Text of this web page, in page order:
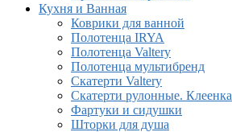
Кухня и Ванная
Коврики для ванной
Полотенца IRYA
Полотенца Valtery
Полотенца мультибренд
Скатерти Valtery
Скатерти рулонные. Клеенка
Фартуки и сидушки
Шторки для душа